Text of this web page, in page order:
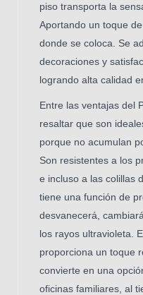
piso transporta la
Aportando un toque
donde se coloca. Se
decoraciones y
logrando alta calidad
Entre las ventajas del
resaltar que son
porque no acumulan
Son resistentes a los
e incluso a las colillas
tiene una función de
desvanecerá,
los rayos ultravioleta.
proporciona un toque
convierte en una
oficinas familiares, al